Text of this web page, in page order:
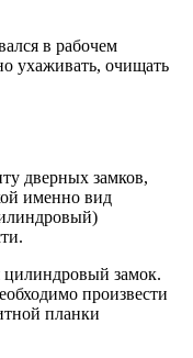
в рабочем
ухаживать, очищать
дверных замков,
именно вид
цилиндровый замок.
произвести
планки